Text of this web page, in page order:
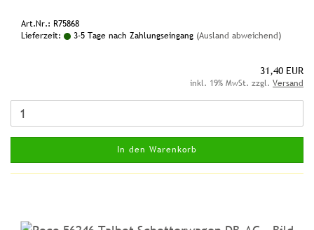
Art.Nr.: R75868
Lieferzeit:
3-5 Tage nach Zahlungseingang (Ausland abweichend)
31,40 EUR
inkl. 19% MwSt. zzgl. Versand
In den Warenkorb